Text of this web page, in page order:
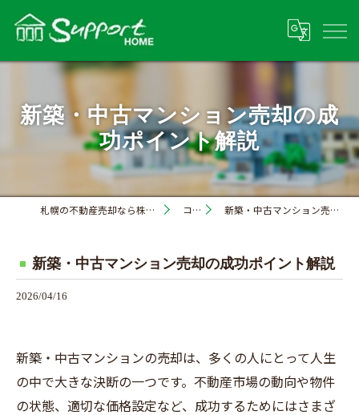
新築・中古マンション売却の成
功ポイント解説
札幌の不動産売却なら株式会社サポートホーム コラム 新築・中古マンション売却の成功ポイント解説
新築・中古マンション売却の成功ポイント解説
2026/04/16
新築・中古マンションの売却は、多くの人にとって人生
の中で大きな決断の一つです。不動産市場の動向や物件
の状態、適切な価格設定など、成功するためにはさまざ